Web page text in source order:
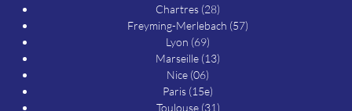
Chartres (28)
Freyming-Merlebach (57)
Lyon (69)
Marseille (13)
Nice (06)
Paris (15e)
Toulouse (31)